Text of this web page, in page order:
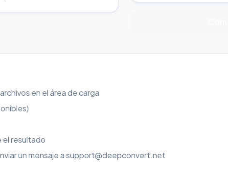
en el área de carga
el resultado
un mensaje a support@deepconvert.net